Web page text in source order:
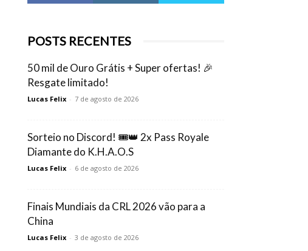
POSTS RECENTES
50 mil de Ouro Grátis + Super ofertas! 🎉
Resgate limitado!
Lucas Felix - 7 de agosto de 2026
Sorteio no Discord! 🎟️👑 2x Pass Royale
Diamante do K.H.A.O.S
Lucas Felix - 6 de agosto de 2026
Finais Mundiais da CRL 2026 vão para a
China
Lucas Felix - 3 de agosto de 2026